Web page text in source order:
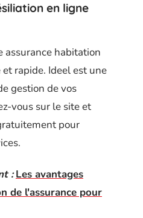
en ligne
assurance habitation
rapide. Ideel est une
gestion de vos
vous sur le site et
pour
: Les avantages
de l'assurance pour